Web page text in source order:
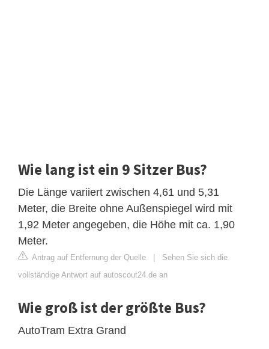
Wie lang ist ein 9 Sitzer Bus?
Die Länge variiert zwischen 4,61 und 5,31
Meter, die Breite ohne Außenspiegel wird mit
1,92 Meter angegeben, die Höhe mit ca. 1,90
Meter.
Antrag auf Entfernung der Quelle | Sehen Sie sich die
vollständige Antwort auf autoscout24.de an
Wie groß ist der größte Bus?
AutoTram Extra Grand